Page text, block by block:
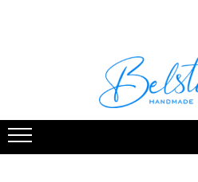
Coliere Handmade cu Pietre
Coliere Handmade cu Pandantive
Coliere Handmade Lungi
Seturi Handmade - Colier si cercei
Seturi Handmade - Colier, cercei si
bratara
Seturi Handmade - Colier si
Cercei Handmade cu Pietre
Cercei Handmade din Perle
Cercei Handmade din Scoici
Bratari Handmade cu Pietre